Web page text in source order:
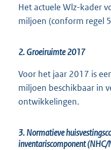
Het actuele Wlz-kader
miljoen (conform regel
2. Groeiruimte 2017
Voor het jaar 2017 is
miljoen beschikbaar in
ontwikkelingen.
3. Normatieve
inventariscomponent (NHC/